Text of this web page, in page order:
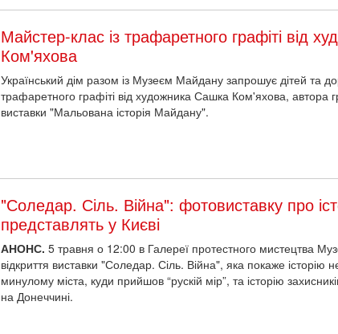
Майстер-клас із трафаретного графіті від
Ком'яхова
Український дім разом із Музеєм Майдану запрошує дітей та
трафаретного графіті від художника Сашка Ком'яхова, автора
виставки "Мальована історія Майдану".
"Соледар. Сіль. Війна": фотовиставку про
представлять у Києві
АНОНС.5 травня о 12:00 в Галереї протестного мистецтва
відкриття виставки "Соледар. Сіль. Війна", яка покаже історію
минулому міста, куди прийшов “рускій мір”, та історію
на Донеччині.